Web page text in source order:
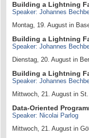
Building a Lightning
Speaker: Johannes
Montag, 19. August in
Building a Lightning
Speaker: Johannes
Dienstag, 20. August in
Building a Lightning
Speaker: Johannes
Mittwoch, 21. August in
Data-Oriented
Speaker: Nicolai Parlog
Mittwoch, 21. August in